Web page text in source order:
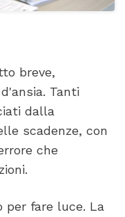
breve,
Tanti
dalla
scadenze, con
che
per fare luce. La